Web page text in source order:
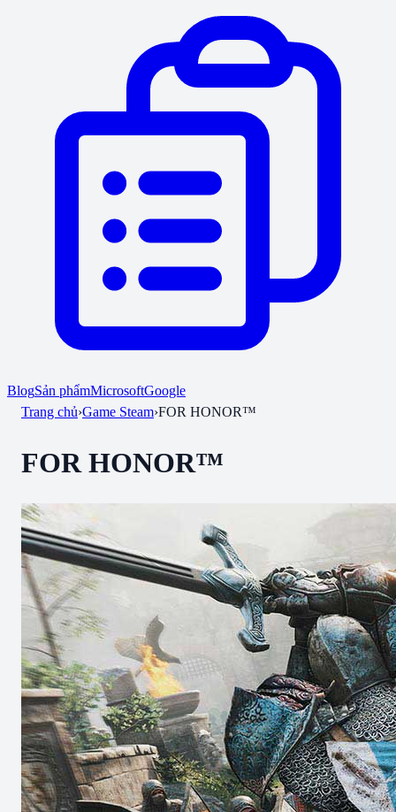
BlogSản phẩmMicrosoftGoogle
Trang chủ›Game Steam›FOR HONOR™
FOR HONOR™